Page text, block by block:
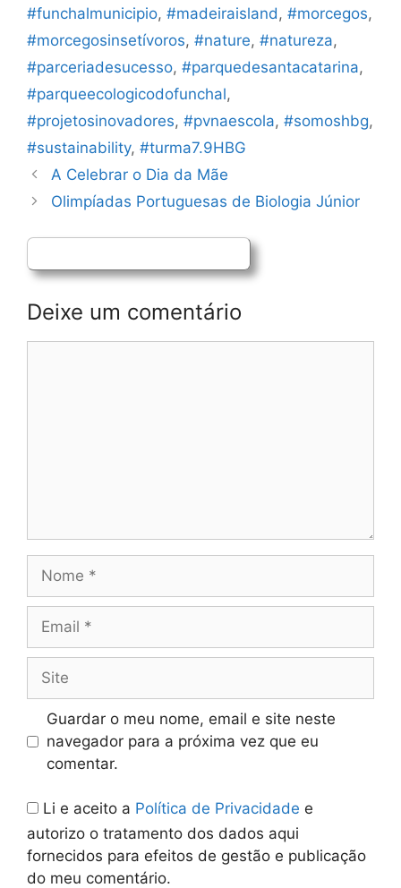
#funchalmunicipio, #madeiraisland, #morcegos,
#morcegosinsetívoros, #nature, #natureza,
#parceriadesucesso, #parquedesantacatarina,
#parqueecologicodofunchal,
#projetosinovadores, #pvnaescola, #somoshbg,
#sustainability, #turma7.9HBG
Navegação
de
A Celebrar o Dia da Mãe
Olimpíadas Portuguesas de Biologia Júnior
Deixe um comentário
Guardar o meu nome, email e site neste
navegador para a próxima vez que eu
comentar.
Li e aceito a Política de Privacidade e
autorizo o tratamento dos dados aqui
fornecidos para efeitos de gestão e publicação
do meu comentário.